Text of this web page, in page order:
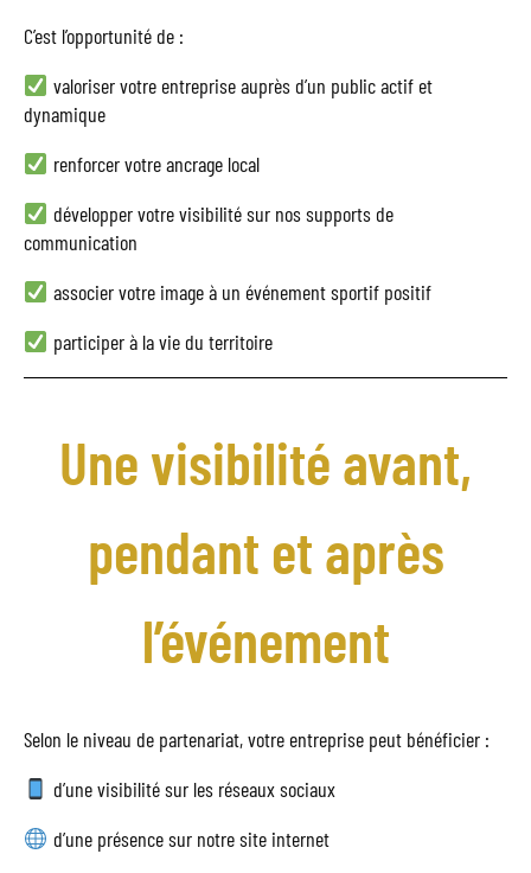
C’est l’opportunité de :
valoriser votre entreprise auprès d’un public actif et
dynamique
renforcer votre ancrage local
développer votre visibilité sur nos supports de
communication
associer votre image à un événement sportif positif
participer à la vie du territoire
Une visibilité avant,
pendant et après
l’événement
Selon le niveau de partenariat, votre entreprise peut bénéficier :
d’une visibilité sur les réseaux sociaux
d’une présence sur notre site internet